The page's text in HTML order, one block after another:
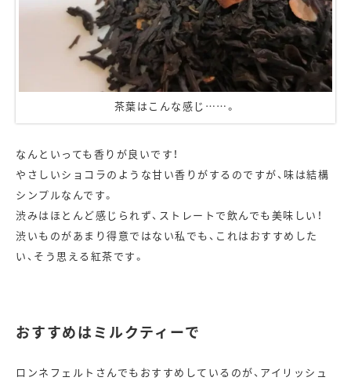
茶葉はこんな感じ……。
なんといっても香りが良いです！
やさしいショコラのような甘い香りがするのですが、味は結構
シンプルなんです。
渋みはほとんど感じられず、ストレートで飲んでも美味しい！
渋いものがあまり得意ではない私でも、これはおすすめした
い、そう思える紅茶です。
おすすめはミルクティーで
ロンネフェルトさんでもおすすめしているのが、アイリッシュ